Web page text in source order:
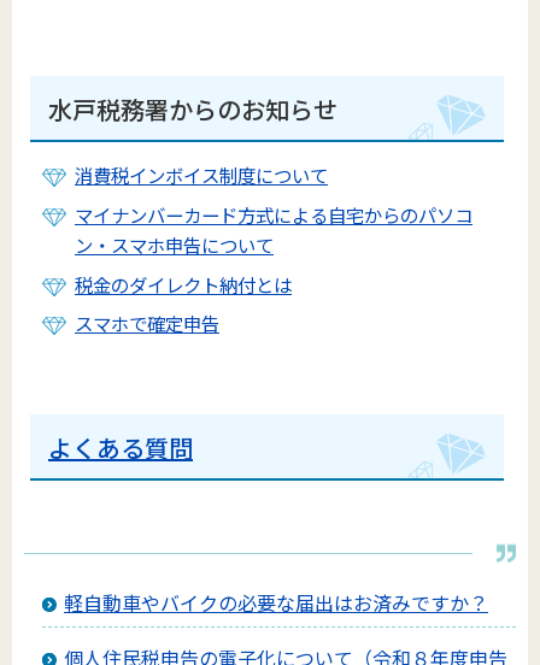
水戸税務署からのお知らせ
消費税インボイス制度について
マイナンバーカード方式による自宅からのパソコ
ン・スマホ申告について
税金のダイレクト納付とは
スマホで確定申告
よくある質問
軽自動車やバイクの必要な届出はお済みですか？
個人住民税申告の電子化について（令和８年度申告